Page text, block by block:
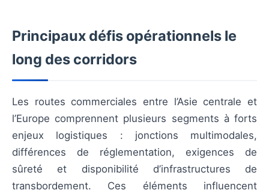
Principaux défis opérationnels le
long des corridors
Les routes commerciales entre l’Asie centrale et
l’Europe comprennent plusieurs segments à forts
enjeux logistiques : jonctions multimodales,
différences de réglementation, exigences de
sûreté et disponibilité d’infrastructures de
transbordement. Ces éléments influencent